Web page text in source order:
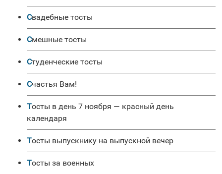
Свадебные тосты
Смешные тосты
Студенческие тосты
Счастья Вам!
Тосты в день 7 ноября — красный день
календаря
Тосты выпускнику на выпускной вечер
Тосты за военных